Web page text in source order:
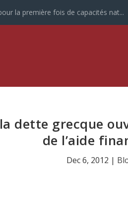
la première fois de capacités nat...
dette grecque
de l’aide
Dec 6, 2012 |